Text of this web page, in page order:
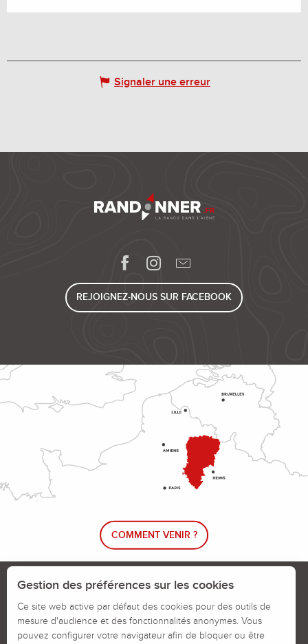
Signaler une erreur
REJOIGNEZ-NOUS SUR FACEBOOK
COMMENT VENIR ?
Le blog rando !
Calendrier des jours chassés
Signaler un problème sur un parcours
Gestion des préférences sur les cookies
Ce site web active par défaut des cookies pour des outils de
mesure d'audience et des fonctionnalités anonymes. Vous
pouvez configurer votre navigateur afin de bloquer ou être